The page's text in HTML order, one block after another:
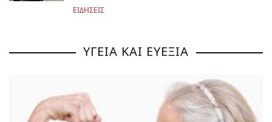
ΕΙΔΗΣΕΙΣ
ΥΓΕΙΑ ΚΑΙ ΕΥΕΞΙΑ